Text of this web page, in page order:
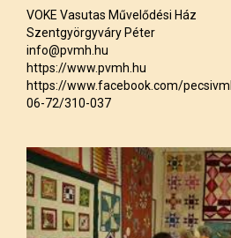
VOKE Vasutas Művelődési Ház
Szentgyörgyváry Péter
info@pvmh.hu
https://www.pvmh.hu
https://www.facebook.com/
06-72/310-037